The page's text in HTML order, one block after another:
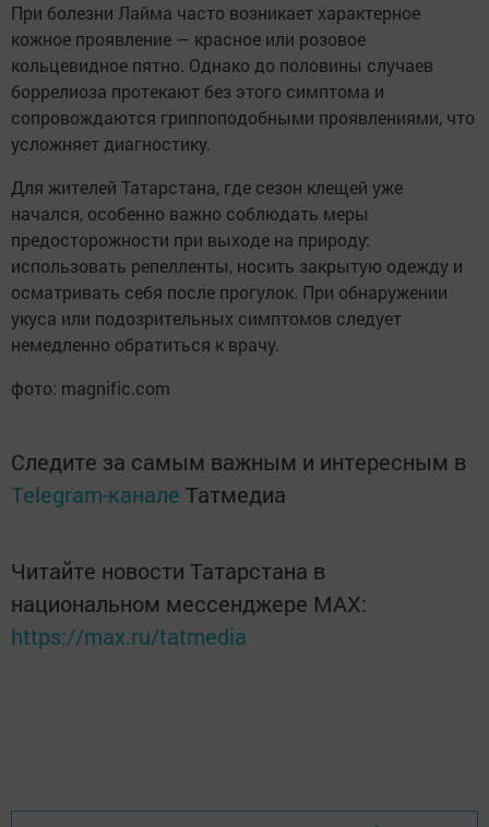
При болезни Лайма часто возникает характерное
кожное проявление — красное или розовое
кольцевидное пятно. Однако до половины случаев
боррелиоза протекают без этого симптома и
сопровождаются гриппоподобными проявлениями, что
усложняет диагностику.
Для жителей Татарстана, где сезон клещей уже
начался, особенно важно соблюдать меры
предосторожности при выходе на природу:
использовать репелленты, носить закрытую одежду и
осматривать себя после прогулок. При обнаружении
укуса или подозрительных симптомов следует
немедленно обратиться к врачу.
фото: magnific.com
Следите за самым важным и интересным в
Telegram-канале Татмедиа
Читайте новости Татарстана в
национальном мессенджере MАХ:
https://max.ru/tatmedia